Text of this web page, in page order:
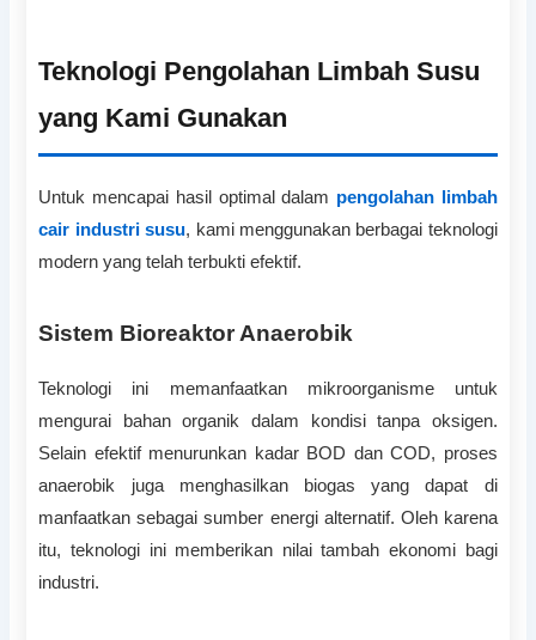
Teknologi Pengolahan Limbah Susu
yang Kami Gunakan
Untuk mencapai hasil optimal dalam pengolahan limbah
cair industri susu, kami menggunakan berbagai teknologi
modern yang telah terbukti efektif.
Sistem Bioreaktor Anaerobik
Teknologi ini memanfaatkan mikroorganisme untuk
mengurai bahan organik dalam kondisi tanpa oksigen.
Selain efektif menurunkan kadar BOD dan COD, proses
anaerobik juga menghasilkan biogas yang dapat di
manfaatkan sebagai sumber energi alternatif. Oleh karena
itu, teknologi ini memberikan nilai tambah ekonomi bagi
industri.